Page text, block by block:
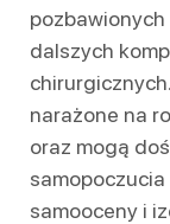
dalszych
narażone na
oraz mogą
samooceny i